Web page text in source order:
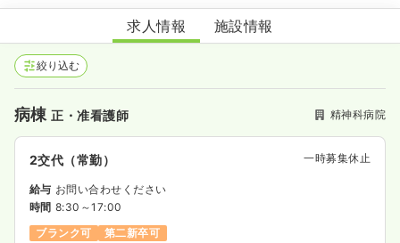
ももの里病院
求人情報 施設情報
絞り込む
病棟正・准看護師 精神科病院
2交代（常勤） 一時募集休止
給与 お問い合わせください
時間 8:30～17:00
ブランク可
第二新卒可